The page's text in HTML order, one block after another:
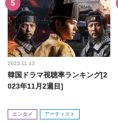
2023.11.13
韓国ドラマ視聴率ランキング[2
023年11月2週目]
エンタメ アーティスト